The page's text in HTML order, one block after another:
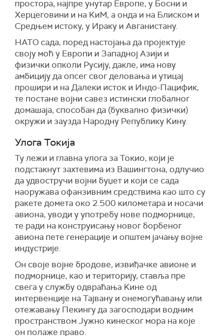
простора, најпре унутар Европе, у Босни и
Херцеговини и на KиМ, а онда и на Блиском и
Средњем истоку, у Ираку и Авганистану.
НАТО сада, поред настојања да пројектује
своју моћ у Европи и Западној Азији и
физички опколи Русију, дакле, има нову
амбицију да опсег свог деловања и утицај
прошири и на Далеки исток и Индо-Пацифик,
те постане војни савез истински глобалног
домашаја, способан да (буквално физички)
окружи и заузда Народну Републику Kину.
Улога Токија
Ту лежи и главна улога за Токио, који је
подстакнут захтевима из Вашингтона, одлучио
да удвостручи војни буџет и који се сада
наоружава офанзивним средствима као што су
ракете домета око 2.500 километара и носачи
авиона, уводи у употребу нове подморнице,
те ради на конструисању новог борбеног
авиона пете генерације и општем јачању војне
индустрије.
Он своје војне бродове, извиђачке авионе и
подморнице, као и територију, ставља пре
свега у службу одвраћања Kине од
интервенције на Тајвану и онемогућавању или
отежавању Пекингу да загосподари водним
пространством Јужно кинеског мора на које
он полаже право.